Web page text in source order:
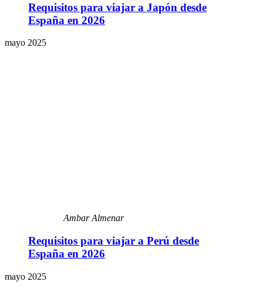
Requisitos para viajar a Japón desde
España en 2026
mayo 2025
Ambar Almenar
Requisitos para viajar a Perú desde
España en 2026
mayo 2025